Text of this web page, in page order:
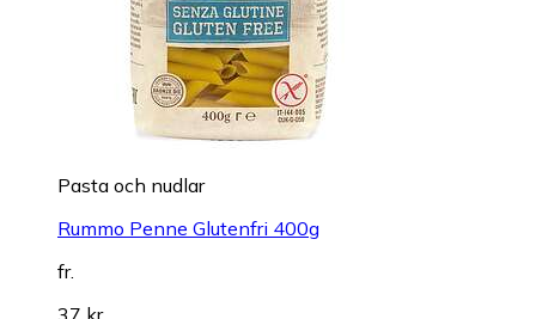
Pasta och nudlar
Rummo Penne Glutenfri 400g
fr.